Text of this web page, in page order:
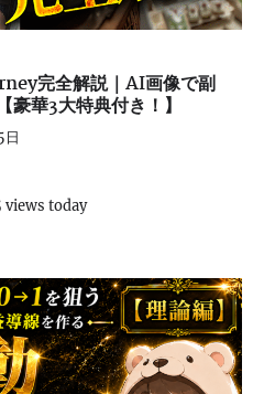
完全解説｜AI画像で副
華3大特典付き！】
日
views today